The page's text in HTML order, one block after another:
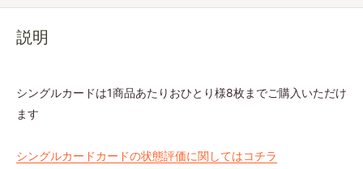
説明
シングルカードは1商品あたりおひとり様8枚までご購入いただけ
ます
シングルカードカードの状態評価に関してはコチラ